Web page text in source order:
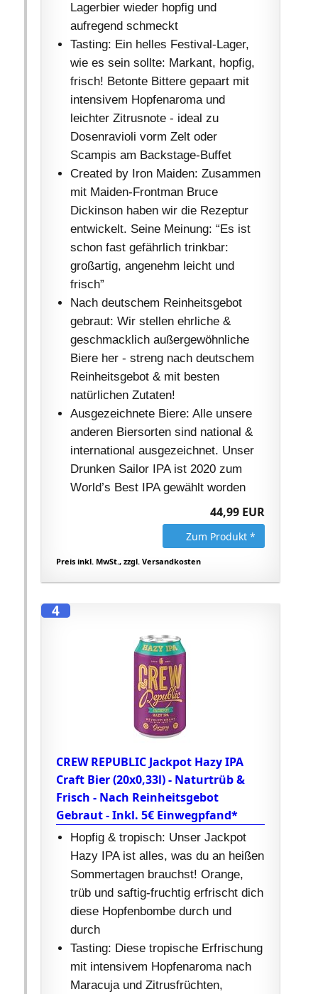
Lagerbier wieder hopfig und
aufregend schmeckt
Tasting: Ein helles Festival-Lager,
wie es sein sollte: Markant, hopfig,
frisch! Betonte Bittere gepaart mit
intensivem Hopfenaroma und
leichter Zitrusnote - ideal zu
Dosenravioli vorm Zelt oder
Scampis am Backstage-Buffet
Created by Iron Maiden: Zusammen
mit Maiden-Frontman Bruce
Dickinson haben wir die Rezeptur
entwickelt. Seine Meinung: “Es ist
schon fast gefährlich trinkbar:
großartig, angenehm leicht und
frisch”
Nach deutschem Reinheitsgebot
gebraut: Wir stellen ehrliche &
geschmacklich außergewöhnliche
Biere her - streng nach deutschem
Reinheitsgebot & mit besten
natürlichen Zutaten!
Ausgezeichnete Biere: Alle unsere
anderen Biersorten sind national &
international ausgezeichnet. Unser
Drunken Sailor IPA ist 2020 zum
World’s Best IPA gewählt worden
44,99 EUR
Zum Produkt *
Preis inkl. MwSt., zzgl. Versandkosten
4
CREW REPUBLIC Jackpot Hazy IPA
Craft Bier (20x0,33l) - Naturtrüb &
Frisch - Nach Reinheitsgebot
Gebraut - Inkl. 5€ Einwegpfand*
Hopfig & tropisch: Unser Jackpot
Hazy IPA ist alles, was du an heißen
Sommertagen brauchst! Orange,
trüb und saftig-fruchtig erfrischt dich
diese Hopfenbombe durch und
durch
Tasting: Diese tropische Erfrischung
mit intensivem Hopfenaroma nach
Maracuja und Zitrusfrüchten,